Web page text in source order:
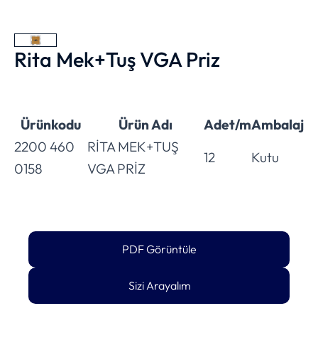
Rita Mek+Tuş VGA Priz
Ürünkodu Ürün Adı Adet/mAmbalaj
2200 460
0158
RİTA MEK+TUŞ
VGA PRİZ
12 Kutu
PDF Görüntüle
Sizi Arayalım